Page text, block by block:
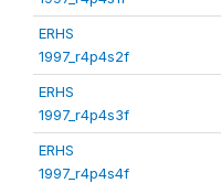
ERHS
1997_r4p4s2f
ERHS
1997_r4p4s3f
ERHS
1997_r4p4s4f